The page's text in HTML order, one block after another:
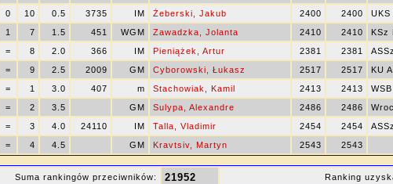
0 10 0.5 3735 IM Żeberski, Jakub 2400 2400
UKS
1 7 1.5 451 WGM Zawadzka, Jolanta 2410 2410
KSz
= 8 2.0 366 IM Pieniążek, Artur 2381 2381
= 9 2.5 2009 GM Cyborowski, Łukasz 2517 2517
KU
= 1 3.0 407 m Stachowiak, Kamil 2413 2413
= 2 3.5 GM Sulypa, Alexandre 2486 2486
= 3 4.0 24110 IM Talla, Vladimir 2454 2454
= 4 4.5 GM Kravtsiv, Martyn 2543 2543
Suma rankingów przeciwników: 21952 Ranking